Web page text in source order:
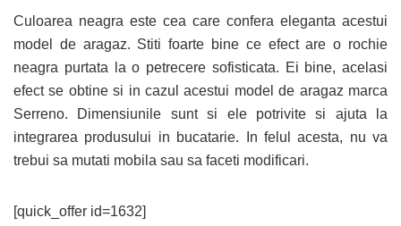
Culoarea neagra este cea care confera eleganta acestui
model de aragaz. Stiti foarte bine ce efect are o rochie
neagra purtata la o petrecere sofisticata. Ei bine, acelasi
efect se obtine si in cazul acestui model de aragaz marca
Serreno. Dimensiunile sunt si ele potrivite si ajuta la
integrarea produsului in bucatarie. In felul acesta, nu va
trebui sa mutati mobila sau sa faceti modificari.
[quick_offer id=1632]